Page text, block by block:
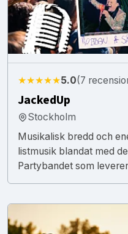
★★★★★5.0(7
JackedUp
Stockholm
Musikalisk bredd och
listmusik blandat med
Partybandet som